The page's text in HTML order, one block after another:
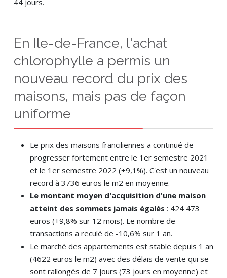
En Ile-de-France, l'achat
chlorophylle a permis un
nouveau record du prix des
maisons, mais pas de façon
uniforme
Le prix des maisons franciliennes a continué de
progresser fortement entre le 1er semestre 2021
et le 1er semestre 2022 (+9,1%). C'est un nouveau
record à 3736 euros le m2 en moyenne.
Le montant moyen d'acquisition d'une maison
atteint des sommets jamais égalés : 424 473
euros (+9,8% sur 12 mois). Le nombre de
transactions a reculé de -10,6% sur 1 an.
Le marché des appartements est stable depuis 1 an
(4622 euros le m2) avec des délais de vente qui se
sont rallongés de 7 jours (73 jours en moyenne) et